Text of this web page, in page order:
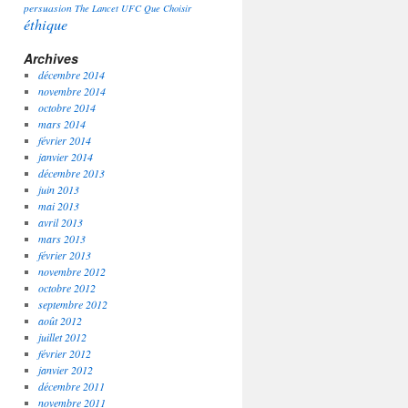
persuasion The Lancet UFC Que Choisir
éthique
Archives
décembre 2014
novembre 2014
octobre 2014
mars 2014
février 2014
janvier 2014
décembre 2013
juin 2013
mai 2013
avril 2013
mars 2013
février 2013
novembre 2012
octobre 2012
septembre 2012
août 2012
juillet 2012
février 2012
janvier 2012
décembre 2011
novembre 2011